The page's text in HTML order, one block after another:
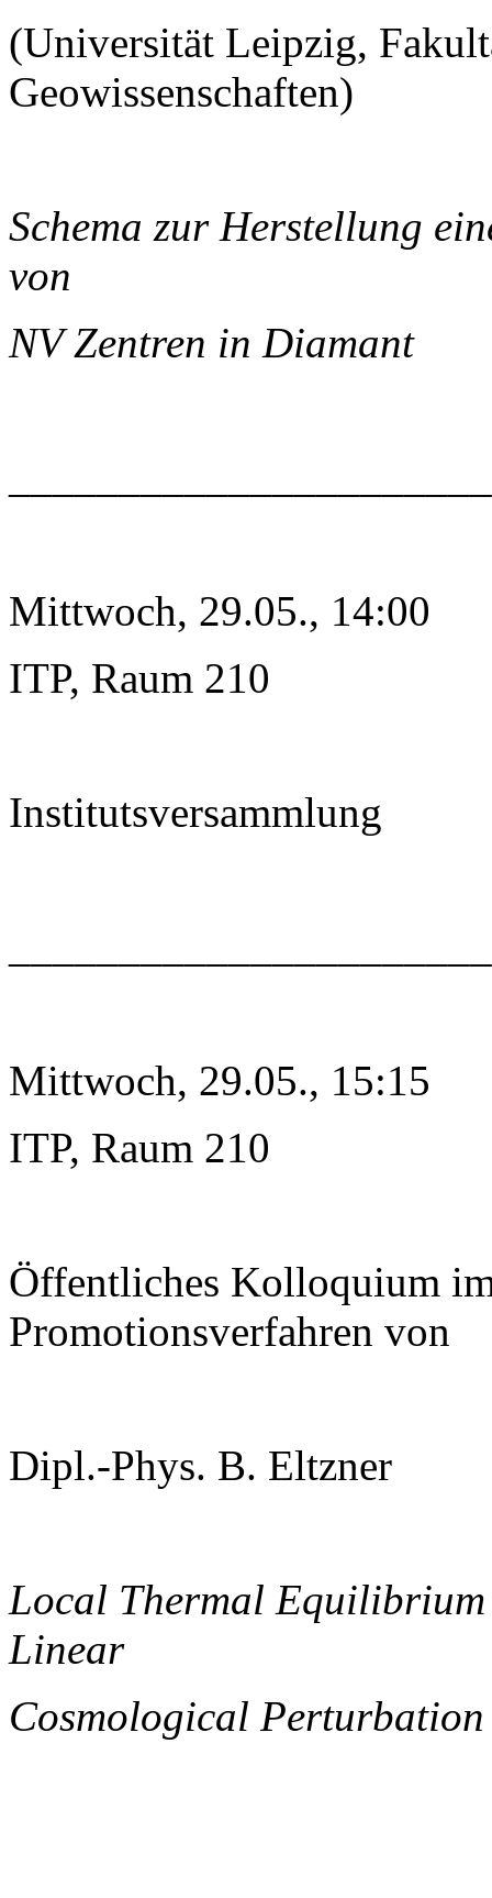
(Universität Leipzig,
Geowissenschaften)
Schema zur Herstellung
von
NV Zentren in Diamant
Mittwoch, 29.05., 14:00
ITP, Raum 210
Institutsversammlung
Mittwoch, 29.05., 15:15
ITP, Raum 210
Öffentliches Kolloquium
Promotionsverfahren von
Dipl.-Phys. B. Eltzner
Local Thermal Equilibrium
Linear
Cosmological